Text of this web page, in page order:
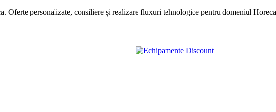
Oferte personalizate, consiliere și realizare fluxuri tehnologice pentru domeniul Horeca